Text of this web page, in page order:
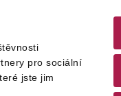
pro sociální
jste jim